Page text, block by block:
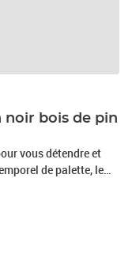
noir bois de pin
vous détendre et
de palette, le
rustique à votre
le pouf est
pied de patio a une
Avec le coussin